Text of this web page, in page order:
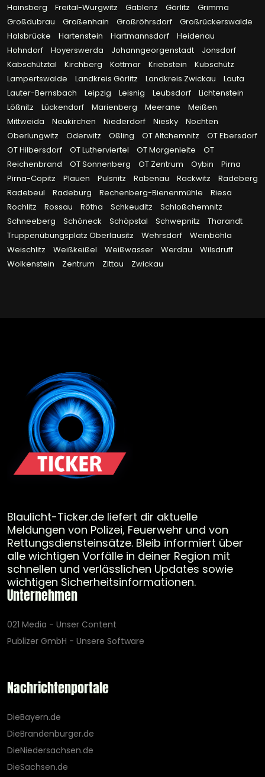
Hainsberg
Freital-Wurgwitz Gablenz Görlitz
Grimma
Großdubrau
Großenhain Großröhrsdorf
Großrückerswalde
Halsbrücke
Hartenstein Hartmannsdorf
Heidenau
Hohndorf
Hoyerswerda Johanngeorgenstadt
Jonsdorf
Käbschütztal
Kirchberg Kottmar Kriebstein
Kubschütz
Lampertswalde
Landkreis Görlitz Landkreis Zwickau
Lauta
Lauter-Bernsbach
Leipzig Leisnig Leubsdorf
Lichtenstein
Lößnitz
Lückendorf Marienberg Meerane
Meißen
Mittweida
Neukirchen Niederdorf Niesky
Nochten
Oberlungwitz
Oderwitz Oßling OT Altchemnitz
OT Ebersdorf
OT Hilbersdorf
OT Lutherviertel OT Morgenleite
OT
Reichenbrand
OT Sonnenberg OT Zentrum Oybin
Pirna
Pirna-Copitz
Plauen Pulsnitz Rabenau Rackwitz
Radeberg
Radebeul
Radeburg Rechenberg-Bienenmühle
Riesa
Rochlitz
Rossau Rötha Schkeuditz
Schloßchemnitz
Schneeberg
Schöneck Schöpstal Schwepnitz
Tharandt
Truppenübungsplatz Oberlausitz
Wehrsdorf
Weinböhla
Weischlitz
Weißkeißel Weißwasser Werdau
Wilsdruff
Wolkenstein
Zentrum Zittau Zwickau
Blaulicht-Ticker.de liefert dir aktuelle
Meldungen von Polizei, Feuerwehr und von
Rettungsdiensteinsätze. Bleib informiert über
alle wichtigen Vorfälle in deiner Region mit
schnellen und verlässlichen Updates sowie
wichtigen Sicherheitsinformationen.
Unternehmen
021 Media - Unser Content
Publizer GmbH - Unsere Software
Nachrichtenportale
DieBayern.de
DieBrandenburger.de
DieNiedersachsen.de
DieSachsen.de